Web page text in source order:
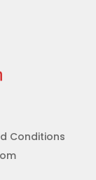
Conditions